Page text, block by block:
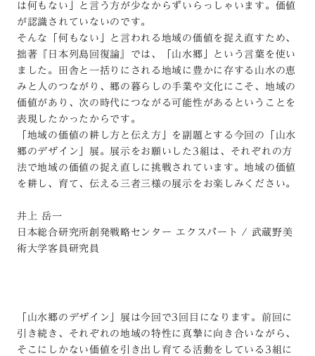
は何もない」と言う方が少なからずいらっしゃいます。価値
が認識されていないのです。
そんな「何もない」と言われる地域の価値を捉え直すため、
拙著『日本列島回復論』では、「山水郷」という言葉を使い
ました。田舎と一括りにされる地域に豊かに存する山水の恵
みと人のつながり、郷の暮らしの手業や文化にこそ、地域の
価値があり、次の時代につながる可能性があるということを
表現したかったからです。
「地域の価値の耕し方と伝え方」を副題とする今回の「山水
郷のデザイン」展。展示をお願いした3組は、それぞれの方
法で地域の価値の捉え直しに挑戦されています。地域の価値
を耕し、育て、伝える三者三様の展示をお楽しみください。
井上 岳一
日本総合研究所創発戦略センター エクスパート / 武蔵野美
術大学客員研究員
「山水郷のデザイン」展は今回で3回目になります。前回に
引き続き、それぞれの地域の特性に真摯に向き合いながら、
そこにしかない価値を引き出し育てる活動をしている3組に